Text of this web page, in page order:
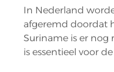
In Nederland
afgeremd doordat
Suriname is er nog
is essentieel voor